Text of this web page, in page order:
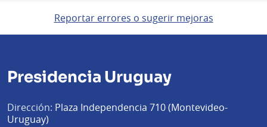
Reportar errores o sugerir mejoras
Presidencia Uruguay
Dirección: Plaza Independencia 710 (Montevideo-
Uruguay)